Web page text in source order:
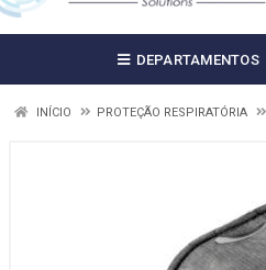
DEPARTAMENTOS
INÍCIO PROTEÇÃO RESPIRATÓRIA